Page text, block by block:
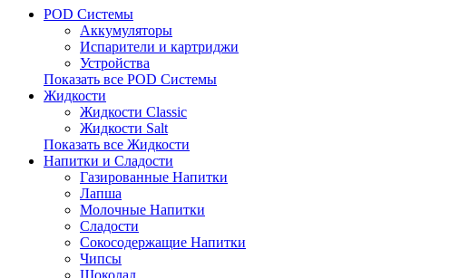
POD Системы
Аккумуляторы
Испарители и картриджи
Устройства
Показать все POD Системы
Жидкости
Жидкости Classic
Жидкости Salt
Показать все Жидкости
Напитки и Сладости
Газированные Напитки
Лапша
Молочные Напитки
Сладости
Сокосодержащие Напитки
Чипсы
Шоколад